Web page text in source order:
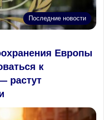
Последние новости
Европы
к
растут